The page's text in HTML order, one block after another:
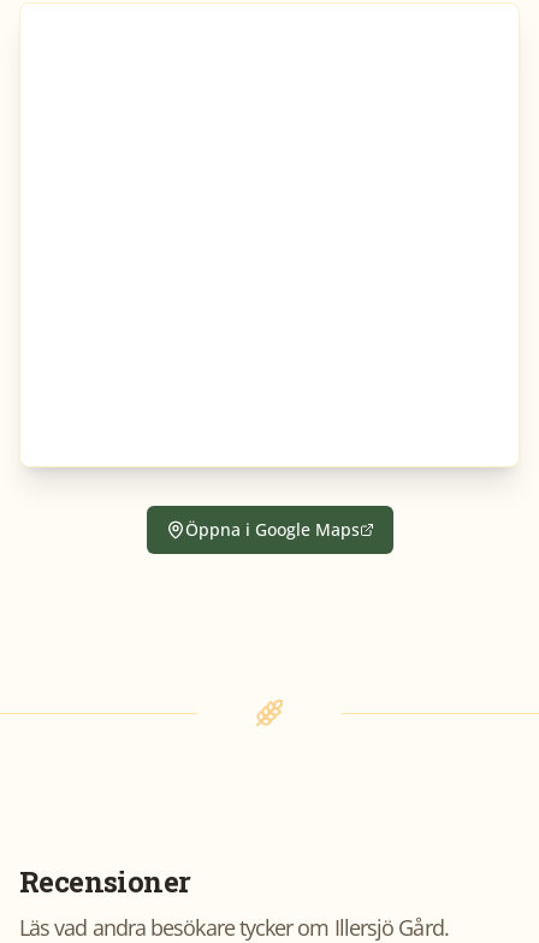
Öppna i Google Maps
Recensioner
Läs vad andra besökare tycker om Illersjö Gård.